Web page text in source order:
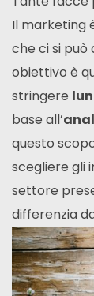
Il marketing
che ci si
obiettivo è
stringere
base all’
questo
scegliere gli
settore
differenzia